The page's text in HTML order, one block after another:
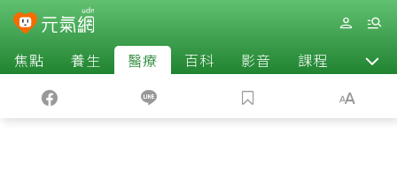
焦點 養生 醫療 百科 影音 課程 退休